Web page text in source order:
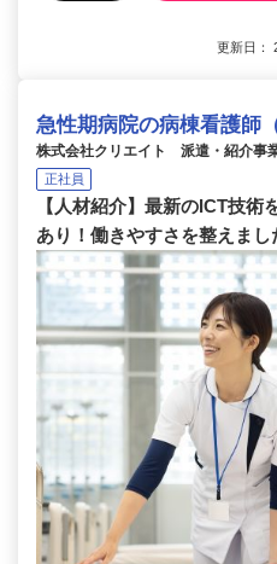
更新日：
急性期病院の病棟看護師
株式会社クリエイト 派遣・紹介事
正社員
【人材紹介】最新のICT技
あり！働きやすさを整えまし